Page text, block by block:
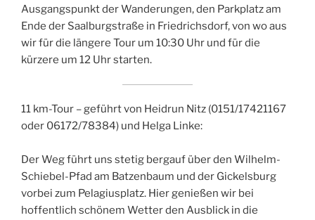
Ausgangspunkt der Wanderungen, den Parkplatz am
Ende der Saalburgstraße in Friedrichsdorf, von wo aus
wir für die längere Tour um 10:30 Uhr und für die
kürzere um 12 Uhr starten.
11 km-Tour – geführt von Heidrun Nitz (0151/17421167
oder 06172/78384) und Helga Linke:
Der Weg führt uns stetig bergauf über den Wilhelm-
Schiebel-Pfad am Batzenbaum und der Gickelsburg
vorbei zum Pelagiusplatz. Hier genießen wir bei
hoffentlich schönem Wetter den Ausblick in die